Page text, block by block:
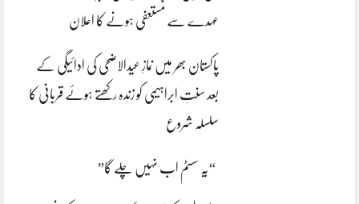
عہدے سے مستعفی ہونے کا اعلان
پاکستان بھر میں نمازِ عیدالاضحی کی ادائیگی کے
بعد سنتِ ابراہیمی کو زندہ رکھتے ہوئے قربانی کا
سلسلہ شروع
“یہ سسٹم اب نہیں چلے گا”